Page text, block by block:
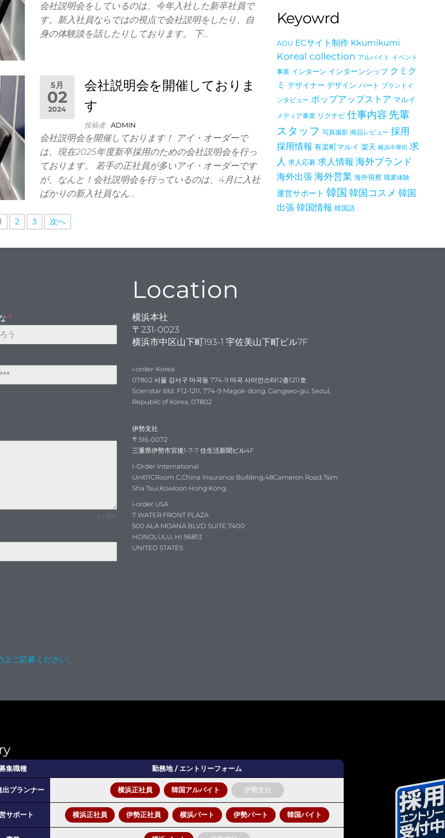
会社説明会をしているのは、今年入社した新卒社員で
す。新入社員ならではの視点で会社説明をしたり、自
身の体験談を話したりしております。 下…
5月
02
2024
会社説明会を開催しておりま
す
投稿者: ADMIN
会社説明会を開催しております！ アイ・オーダーで
は、現在2025年度新卒採用のための会社説明会を行っ
ております。 若手の正社員が多いアイ・オーダーです
が、なんと！会社説明会を行っているのは、4月に入社
ばかりの新入社員なん…
2 3 次へ
Keyowrd
AOU ECサイト制作 Kkumikumi
Koreal collection アルバイト イベント
事業 インターン インターンシップ クミク
ミ
デザイナー デザイン パート ブランドイ
ンタビュー ポップアップストア マルイ
メディア事業 リクナビ 仕事内容 先輩
スタッフ 写真撮影 商品レビュー 採用
採用情報 有楽町マルイ 楽天 横浜中華街 求
人 求人応募 求人情報 海外ブランド
海外出張 海外営業 海外視察 職業体験
運営サポート 韓国 韓国コスメ 韓国
出張 韓国情報 韓国語
*
0 / 300
ご応募ください。
Location
横浜本社
〒231-0023
横浜市中区山下町193-1 宇佐美山下町ビル7F
i-order-Korea
07802 서울 강서구 마곡동 774-9 마곡 사이언스타12층1211호
Scienstar Bld. F12-1211, 774-9 Magok-dong, Gangseo-gu, Seoul,
Republic of Korea, 07802
伊勢支社
〒516-0072
三重県伊勢市宮後1-7-7 住生活新聞ビル4F
I-Order International
Unit11CRoom C,China Insurance Building,48Cameron Road,Tsim
Sha Tsui,Kowloon Hong Kong.
i-order USA
7 WATER FRONT PLAZA
500 ALA MOANA BLVD SUITE 7400
HONOLULU, HI 96813
UNITED STATES
集職種 勤務地 / エントリーフォーム
出プランナー 横浜正社員 韓国アルバイト 伊勢支社
サポート 横浜正社員 伊勢正社員 横浜パート 伊勢パート 韓国バイト